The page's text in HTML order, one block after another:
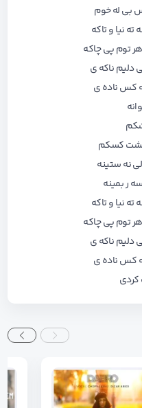
بی له خوم
نیا و تاکه
توم پی چاکه
دلیم ناکه ی
کس ناده ی
کسکم
نه ستینه
ر بمینه
نیا و تاکه
توم پی چاکه
دلیم ناکه ی
کس ناده ی
کردی